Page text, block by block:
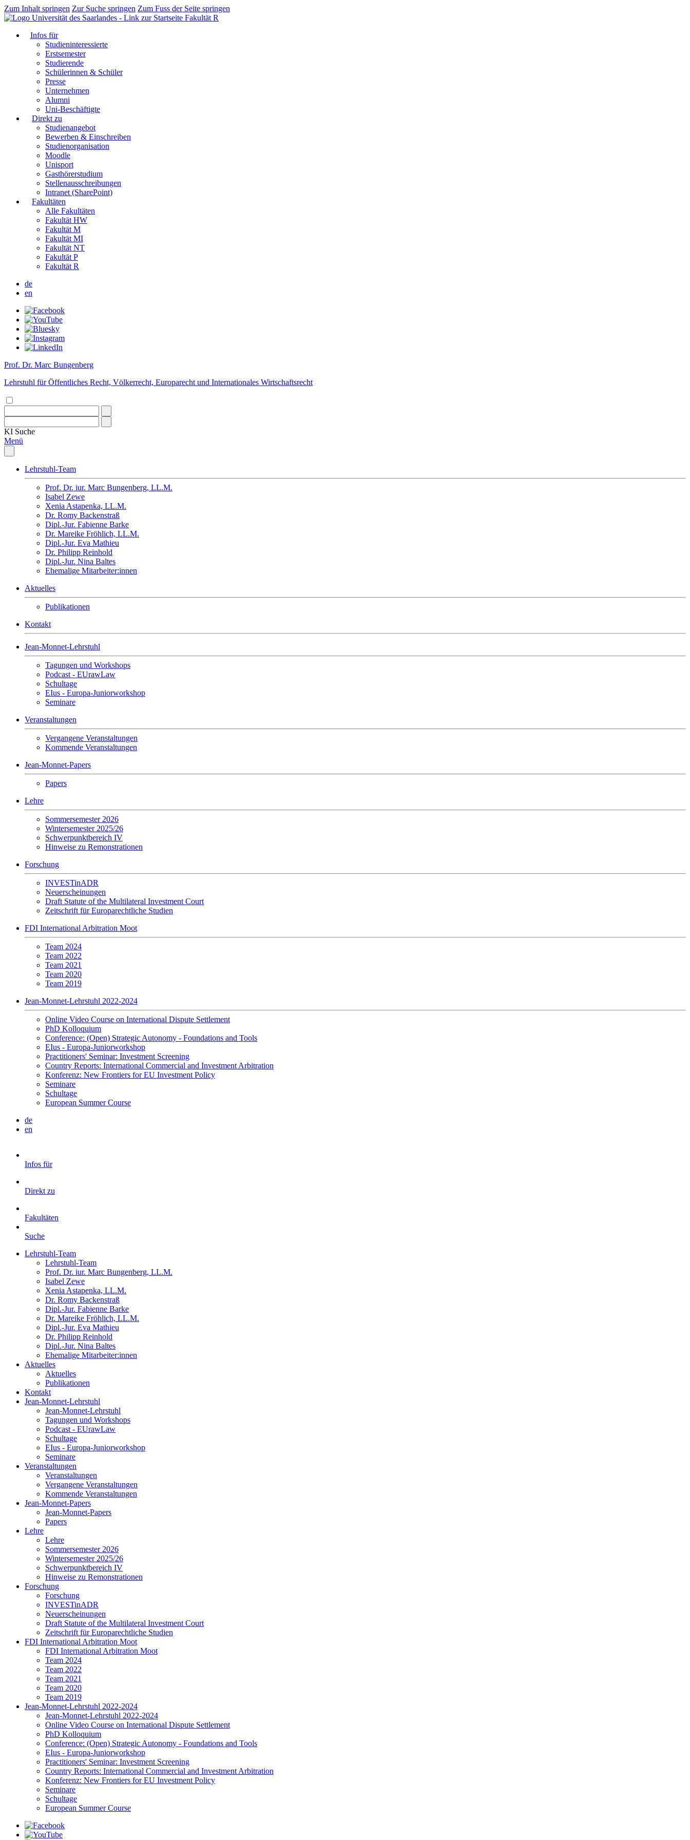
Zum Inhalt springen Zur Suche springen Zum Fuss der Seite springen
Fakultät R
Infos für
Studieninteressierte
Erstsemester
Studierende
Schülerinnen & Schüler
Presse
Unternehmen
Alumni
Uni-Beschäftigte
Direkt zu
Studienangebot
Bewerben & Einschreiben
Studienorganisation
Moodle
Unisport
Gasthörerstudium
Stellenausschreibungen
Intranet (SharePoint)
Fakultäten
Alle Fakultäten
Fakultät HW
Fakultät M
Fakultät MI
Fakultät NT
Fakultät P
Fakultät R
de
en
Prof. Dr. Marc Bungenberg
Lehrstuhl für Öffentliches Recht, Völkerrecht, Europarecht und Internationales Wirtschaftsrecht
KI Suche
Menü
Lehrstuhl-Team
Prof. Dr. iur. Marc Bungenberg, LL.M.
Isabel Zewe
Xenia Astapenka, LL.M.
Dr. Romy Backenstraß
Dipl.-Jur. Fabienne Barke
Dr. Mareike Fröhlich, LL.M.
Dipl.-Jur. Eva Mathieu
Dr. Philipp Reinhold
Dipl.-Jur. Nina Baltes
Ehemalige Mitarbeiter:innen
Aktuelles
Publikationen
Kontakt
Jean-Monnet-Lehrstuhl
Tagungen und Workshops
Podcast - EUrawLaw
Schultage
EIus - Europa-Juniorworkshop
Seminare
Veranstaltungen
Vergangene Veranstaltungen
Kommende Veranstaltungen
Jean-Monnet-Papers
Papers
Lehre
Sommersemester 2026
Wintersemester 2025/26
Schwerpunktbereich IV
Hinweise zu Remonstrationen
Forschung
INVESTinADR
Neuerscheinungen
Draft Statute of the Multilateral Investment Court
Zeitschrift für Europarechtliche Studien
FDI International Arbitration Moot
Team 2024
Team 2022
Team 2021
Team 2020
Team 2019
Jean-Monnet-Lehrstuhl 2022-2024
Online Video Course on International Dispute Settlement
PhD Kolloquium
Conference: (Open) Strategic Autonomy - Foundations and Tools
EIus - Europa-Juniorworkshop
Practitioners' Seminar: Investment Screening
Country Reports: International Commercial and Investment Arbitration
Konferenz: New Frontiers for EU Investment Policy
Seminare
Schultage
European Summer Course
de
en
Infos für
Direkt zu
Fakultäten
Suche
Lehrstuhl-Team
Lehrstuhl-Team
Prof. Dr. iur. Marc Bungenberg, LL.M.
Isabel Zewe
Xenia Astapenka, LL.M.
Dr. Romy Backenstraß
Dipl.-Jur. Fabienne Barke
Dr. Mareike Fröhlich, LL.M.
Dipl.-Jur. Eva Mathieu
Dr. Philipp Reinhold
Dipl.-Jur. Nina Baltes
Ehemalige Mitarbeiter:innen
Aktuelles
Aktuelles
Publikationen
Kontakt
Jean-Monnet-Lehrstuhl
Jean-Monnet-Lehrstuhl
Tagungen und Workshops
Podcast - EUrawLaw
Schultage
EIus - Europa-Juniorworkshop
Seminare
Veranstaltungen
Veranstaltungen
Vergangene Veranstaltungen
Kommende Veranstaltungen
Jean-Monnet-Papers
Jean-Monnet-Papers
Papers
Lehre
Lehre
Sommersemester 2026
Wintersemester 2025/26
Schwerpunktbereich IV
Hinweise zu Remonstrationen
Forschung
Forschung
INVESTinADR
Neuerscheinungen
Draft Statute of the Multilateral Investment Court
Zeitschrift für Europarechtliche Studien
FDI International Arbitration Moot
FDI International Arbitration Moot
Team 2024
Team 2022
Team 2021
Team 2020
Team 2019
Jean-Monnet-Lehrstuhl 2022-2024
Jean-Monnet-Lehrstuhl 2022-2024
Online Video Course on International Dispute Settlement
PhD Kolloquium
Conference: (Open) Strategic Autonomy - Foundations and Tools
EIus - Europa-Juniorworkshop
Practitioners' Seminar: Investment Screening
Country Reports: International Commercial and Investment Arbitration
Konferenz: New Frontiers for EU Investment Policy
Seminare
Schultage
European Summer Course